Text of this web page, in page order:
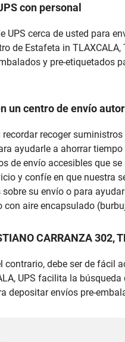
con personal
cerca de usted para
de Estafeta in
y pre-
un centro de envío
recoger
ayudarle a ahorrar
envío accesibles que
y confíe en que nuestra
su envío o para
aire encapsulado
CARRANZA 302,
contrario, debe ser de
UPS facilita la
depositar envíos pre-